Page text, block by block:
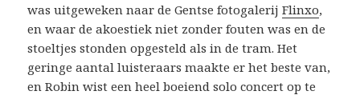
was uitgeweken naar de Gentse fotogalerijFlinxo,
en waar de akoestiek niet zonder fouten was en de
stoeltjes stonden opgesteld als in de tram. Het
geringe aantal luisteraars maakte er het beste van,
en Robin wist een heel boeiend solo concert op te